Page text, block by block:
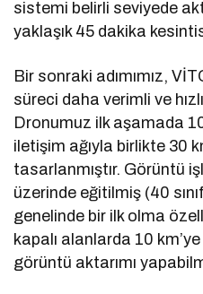
sistemi belirli seviyede
yaklaşık 45 dakika
Bir sonraki adımımız,
süreci daha verimli ve
Dronumuz ilk aşamada
iletişim ağıyla birlikte 30
tasarlanmıştır. Görüntü
üzerinde eğitilmiş (40
genelinde bir ilk olma
kapalı alanlarda 10
görüntü aktarımı